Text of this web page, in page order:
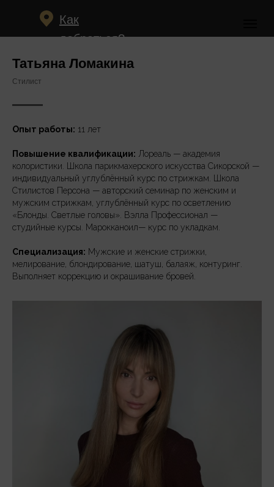
Как
добраться?
Записаться онлайн
Татьяна Ломакина
Стилист
Опыт работы: 11 лет
Повышение квалификации: Лореаль — академия
колористики. Школа парикмахерского искусства Сикорской —
индивидуальный углублённый курс по стрижкам. Школа
Стилистов Персона — авторский семинар по женским и
мужским стрижкам, углублённый курс по осветлению
«Блонды. Светлые головы». Вэлла Профессионал —
студийные курсы. Марокканоил— курс по укладкам.
Специализация: Мужские и женские стрижки,
мелирование, блондирование, шатуш, балаяж, контуринг.
Выполняет коррекцию и окрашивание бровей.